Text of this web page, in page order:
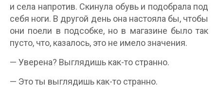
и села напротив. Скинула обувь и подобрала под
себя ноги. В другой день она настояла бы, чтобы
они поели в подсобке, но в магазине было так
пусто, что, казалось, это не имело значения.
— Уверена? Выглядишь как-то странно.
— Это ты выглядишь как-то странно.